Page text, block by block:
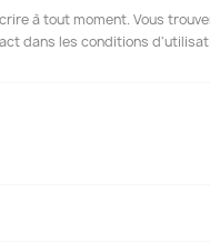
à tout moment. Vous
dans les conditions